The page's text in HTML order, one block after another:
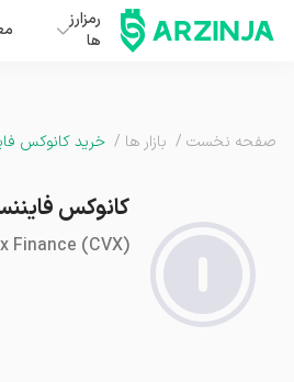
رمزارز
ها
صفحه نخست / بازار ها / خرید کانوکس
کانوکس
Finance (CVX)